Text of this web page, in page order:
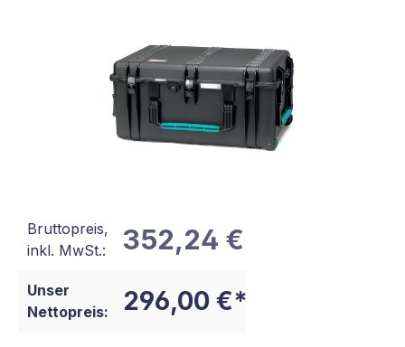
Bruttopreis,
inkl. MwSt.:
352,24 €
Unser
Nettopreis:
296,00 €*